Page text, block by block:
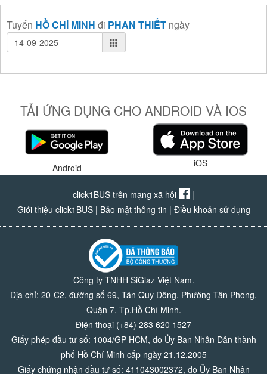
Tuyến HỒ CHÍ MINH đi PHAN THIẾT ngày
TẢI ỨNG DỤNG CHO ANDROID VÀ IOS
Android iOS
click1BUS trên mạng xã hội
|
Giới thiệu click1BUS| Bảo mật thông tin | Điều khoản sử dụng
Công ty TNHH SiGlaz Việt Nam.
Địa chỉ: 20-C2, đường số 69, Tân Quy Đông, Phường Tân Phong,
Quận 7, Tp.Hồ Chí Minh.
Điện thoại (+84) 283 620 1527
Giấy phép đầu tư số: 1004/GP-HCM, do Ủy Ban Nhân Dân thành
phố Hồ Chí Minh cấp ngày 21.12.2005
Giấy chứng nhận đầu tư số: 411043002372, do Ủy Ban Nhân